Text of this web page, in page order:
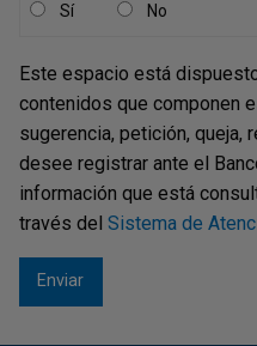
Sí No
Este espacio está
contenidos que componen
sugerencia, petición, queja,
desee registrar ante el
información que está
través del Sistema de